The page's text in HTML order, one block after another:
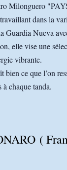
Milonguero
dans la
Guardia Nueva
elle vise une
vibrante.
ce que l’on
chaque tanda.
(